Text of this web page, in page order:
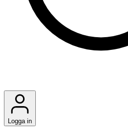
Logga in